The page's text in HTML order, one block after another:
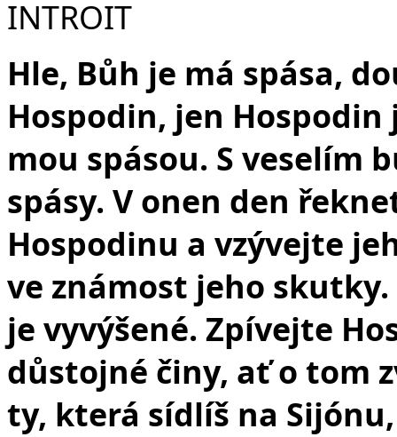
INTROIT
Hle, Bůh je má spása,
Hospodin, jen
mou spásou. S veselím
spásy. V onen den
Hospodinu a vzývejte
ve známost jeho
je vyvýšené. Zpívejte
důstojné činy, ať o tom
ty, která sídlíš na